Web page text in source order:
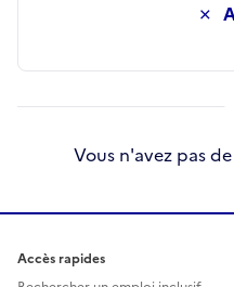
Vous n'avez pas
Accès rapides